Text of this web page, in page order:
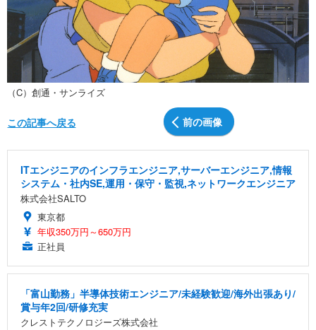
（C）創通・サンライズ
前の画像
この記事へ戻る
ITエンジニアのインフラエンジニア,サーバーエンジニア,情報
システム・社内SE,運用・保守・監視,ネットワークエンジニア
株式会社SALTO
東京都
年収350万円～650万円
正社員
「富山勤務」半導体技術エンジニア/未経験歓迎/海外出張あり/
賞与年2回/研修充実
クレストテクノロジーズ株式会社